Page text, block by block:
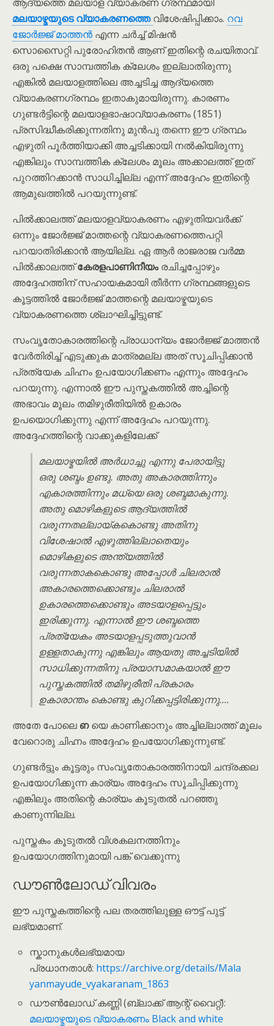
ആദ്യത്തെ മലയാള വ്യാകരണ ഗ്രന്ഥമായി
മലയാഴ്മയുടെ വ്യാകരണത്തെ വിശേഷിപ്പിക്കാം. റവ
ജോർജ്ജ് മാത്തൻ എന്ന ചർച്ച് മിഷൻ
സൊസൈറ്റി പുരോഹിതൻ ആണ് ഇതിന്റെ രചയിതാവ്.
ഒരു പക്ഷെ സാമ്പത്തിക ക്ലേശം ഇല്ലാതിരുന്നു
എങ്കിൽ മലയാളത്തിലെ അച്ചടിച്ച ആദ്യത്തെ
വ്യാകരണഗ്രന്ഥം ഇതാകുമായിരുന്നു. കാരണം
ഗുണ്ടർട്ടിന്റെ മലയാളഭാഷാവ്യാകരണം (1851)
പ്രസിദ്ധീകരിക്കുന്നതിനു മുൻപു തന്നെ ഈ ഗ്രന്ഥം
എഴുതി പൂർത്തിയാക്കി അച്ചടിക്കായി നൽകിയിരുന്നു
എങ്കിലും സാമ്പത്തിക ക്ലേശം മൂലം അക്കാലത്ത് ഇത്
പുറത്തിറക്കാൻ സാധിച്ചില്ല എന്ന് അദ്ദേഹം ഇതിന്റെ
ആമുഖത്തിൽ പറയുന്നുണ്ട്.
പിൽക്കാലത്ത് മലയാളവ്യാകരണം എഴുതിയവർക്ക്
ഒന്നും ജോർജ്ജ് മാത്തന്റെ വ്യാകരണത്തെപറ്റി
പറയാതിരിക്കാൻ ആയില്ല. ഏ ആർ രാജരാജ വർമ്മ
പിൽക്കാലത്ത്കേരളപാണിനീയംരചിച്ചപ്പോഴും
അദ്ദേഹത്തിന് സഹായകമായി തീർന്ന ഗ്രന്ഥങ്ങളുടെ
കൂട്ടത്തിൽ ജോർജ്ജ് മാത്തന്റെ മലയാഴ്മയുടെ
വ്യാകരണത്തെ ശ്ലാഘിച്ചിട്ടുണ്ട്.
സംവൃതോകാരത്തിന്റെ പ്രാധാന്യം ജോർജ്ജ് മാത്തൻ
വേർതിരിച്ച് എടുക്കുക മാത്രമല്ല അത് സൂചിപ്പിക്കാൻ
പ്രത്യേക ചിഹ്നം ഉപയോഗിക്കണം എന്നും അദ്ദേഹം
പറയുന്നു. എന്നാൽ ഈ പുസ്തകത്തിൽ അച്ചിന്റെ
അഭാവം മൂലം തമിഴുരീതിയിൽ ഉകാരം
ഉപയൊഗിക്കുന്നു എന്ന് അദ്ദേഹം പറയുന്നു.
അദ്ദേഹത്തിന്റെ വാക്കുകളിലേക്ക്
മലയാഴ്മയിൽ അർധാച്ചു എന്നു പേരായിട്ടു
ഒരു ശബ്ദം ഉണ്ടു. അതു അകാരത്തിന്നും
എകാരത്തിന്നും മധ്യെ ഒരു ശബ്ദമാകുന്നു.
അതു മൊഴികളുടെ ആദ്യത്തിൽ
വരുന്നതല്ലായ്കകൊണ്ടു അതിനു
വിശേഷാൽ എഴുത്തില്ലാതെയും
മൊഴികളുടെ അന്ത്യത്തിൽ
വരുന്നതാകകൊണ്ടു അപ്പോൾ ചിലരാൽ
അകാരത്തെക്കൊണ്ടും ചിലരാൽ
ഉകാരത്തെക്കൊണ്ടും അടയാളപ്പെട്ടും
ഇരിക്കുന്നു. എന്നാൽ ഈ ശബ്ദത്തെ
പ്രത്യേകം അടയാളപ്പടുത്തുവാൻ
ഉള്ളതാകുന്നു എങ്കിലും ആയതു അച്ചടിയിൽ
സാധിക്കുന്നതിനു പ്രയാസമാകയാൽ ഈ
പുസ്തകത്തിൽ തമിഴുരീതി പ്രകാരം
ഉകാരാന്തം കൊണ്ടു കുറിക്കപ്പട്ടിരിക്കുന്നു….
അതേ പോലെ ഩയെ കാണിക്കാനും അച്ചില്ലാത്ത് മൂലം
വേറൊരു ചിഹ്നം അദ്ദേഹം ഉപയോഗിക്കുന്നുണ്ട്.
ഗുണ്ടർട്ടും കൂട്ടരും സംവൃതോകാരത്തിനായി ചന്ദ്രക്കല
ഉപയോഗിക്കുന്ന കാര്യം അദ്ദേഹം സൂചിപ്പിക്കുന്നു
എങ്കിലും അതിന്റെ കാര്യം കൂടുതൽ പറഞ്ഞു
കാണുന്നില്ല.
പുസ്തകം കൂടുതൽ വിശകലനത്തിനും
ഉപയോഗത്തിനുമായി പങ്ക് വെക്കുന്നു
ഡൗൺലോഡ് വിവരം
ഈ പുസ്തകത്തിന്റെ പല തരത്തിലുള്ള ഔട്ട് പുട്ട്
ലഭ്യമാണ്.
സ്കാനുകൾലഭ്യമായ
പ്രധാനതാൾ: https://archive.org/details/Mala
yanmayude_vyakaranam_1863
ഡൗൺലോഡ് കണ്ണി (ബ്ലാക്ക് ആന്റ് വൈറ്റ്):
മലയാഴ്മയുടെ വ്യാകരണം Black and white